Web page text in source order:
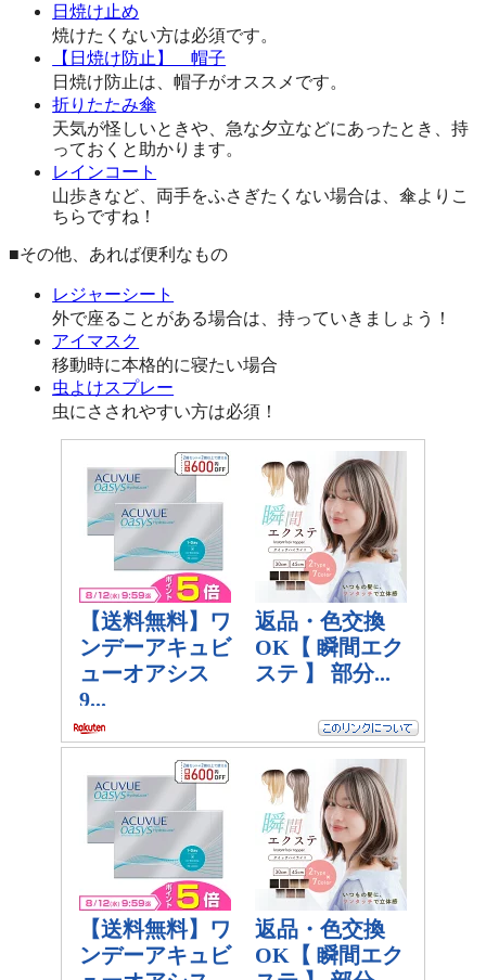
日焼け止め
焼けたくない方は必須です。
【日焼け防止】 帽子
日焼け防止は、帽子がオススメです。
折りたたみ傘
天気が怪しいときや、急な夕立などにあったとき、持
っておくと助かります。
レインコート
山歩きなど、両手をふさぎたくない場合は、傘よりこ
ちらですね！
■その他、あれば便利なもの
レジャーシート
外で座ることがある場合は、持っていきましょう！
アイマスク
移動時に本格的に寝たい場合
虫よけスプレー
虫にさされやすい方は必須！